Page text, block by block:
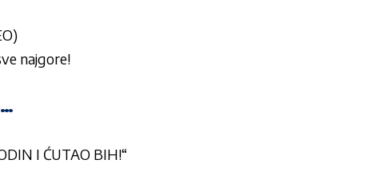
najgore!
I ĆUTAO BIH!“